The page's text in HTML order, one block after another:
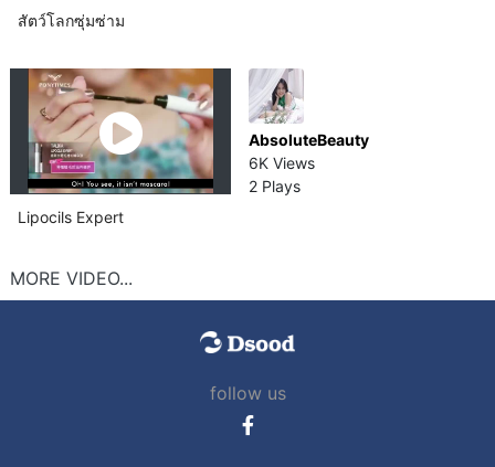
สัตว์โลกซุ่มซ่าม
AbsoluteBeauty
6K Views
2 Plays
Lipocils Expert
MORE VIDEO...
follow us